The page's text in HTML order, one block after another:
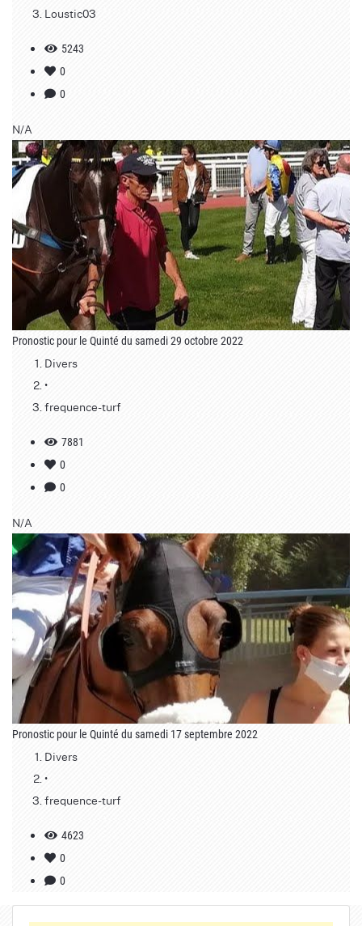
Loustic03
5243
0
0
N/A
Pronostic pour le Quinté du samedi 29 octobre 2022
Divers
•
frequence-turf
7881
0
0
N/A
Pronostic pour le Quinté du samedi 17 septembre 2022
Divers
•
frequence-turf
4623
0
0